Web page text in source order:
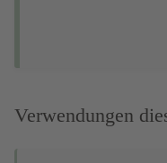
Verwendungen